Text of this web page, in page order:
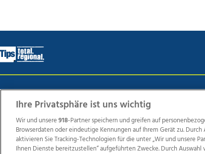
TV1 di-mog-i.at OÖNow Ischler Woche
Ihre Privatsphäre ist uns wichtig
Wir und unsere918-Partner speichern und greifen auf
Browserdaten oder eindeutige Kennungen auf Ihrem Gerät zu.
aktivieren Sie Tracking-Technologien für die unter „Wir und unsere
Ihnen Dienste bereitzustellen“ aufgeführten Zwecke. Durch Auswahl